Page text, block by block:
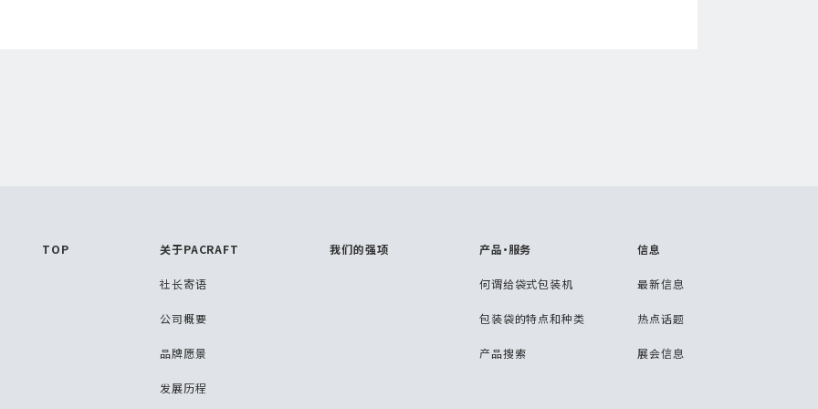
TOP 关于PACRAFT
社长寄语
公司概要
品牌愿景
发展历程
我们的强项 产品・服务
何谓给袋式包装机
包装袋的特点和种类
产品搜索
信息
最新信息
热点话题
展会信息